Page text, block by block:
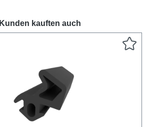
Kunden kauften auch